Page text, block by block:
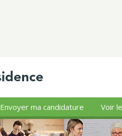
Envoyer ma candidature Voir